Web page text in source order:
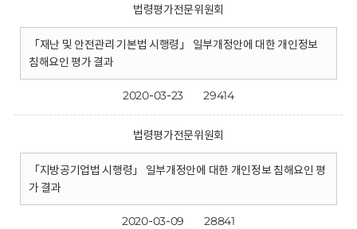
법령평가전문위원회
「재난 및 안전관리 기본법 시행령」 일부개정안에 대한 개인정보
침해요인 평가 결과
2020-03-23 29414
법령평가전문위원회
「지방공기업법 시행령」 일부개정안에 대한 개인정보 침해요인 평
가 결과
2020-03-09 28841